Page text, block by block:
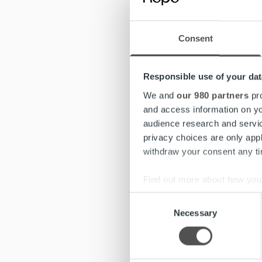
Consent
Responsible use of your
We and our 980 partners
and access information on
audience research and
privacy choices are only
withdraw your consent any
Find out more about how
We use cookies to
information about your use
other information that
Necessary
Ropoa
–
Juuso